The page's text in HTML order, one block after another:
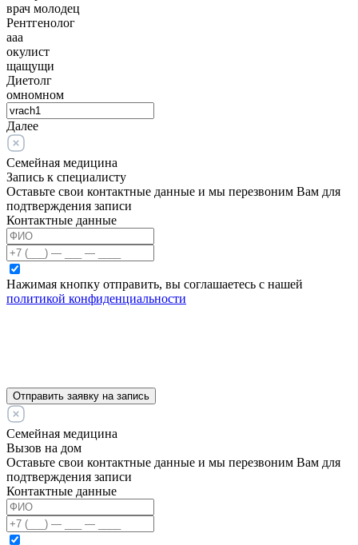
врач молодец
Рентгенолог
ааа
окулист
щащущи
Диетолг
омномном
Далее
Семейная медицина
Запись к специалисту
Оставьте свои контактные данные и мы перезвоним Вам для
подтверждения записи
Контактные данные
Нажимая кнопку отправить, вы соглашаетесь с нашей
политикой конфиденциальности
Отправить заявку на запись
Семейная медицина
Вызов на дом
Оставьте свои контактные данные и мы перезвоним Вам для
подтверждения записи
Контактные данные